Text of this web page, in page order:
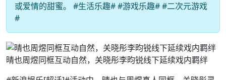
或爱情的甜蜜。 #生活乐趣# #游戏乐趣# #二次元游戏
#
晴也周煜同框互动自然，关晓彤李昀锐线下延续戏内羁绊